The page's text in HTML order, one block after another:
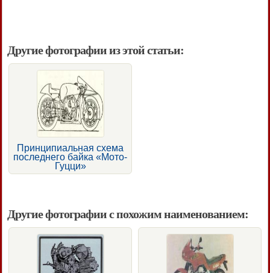
Другие фотографии из этой статьи:
Принципиальная схема
последнего байка «Мото-
Гуцци»
Другие фотографии с похожим наименованием: